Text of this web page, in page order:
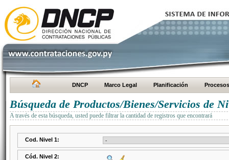
DNCP Marco Legal Planificación Procesos
Búsqueda de Productos/Bienes/Servicios de
A través de esta búsqueda, usted puede filtrar la cantidad de registros que encontrará
Cod. Nivel 1:
Cód. Nivel 2: